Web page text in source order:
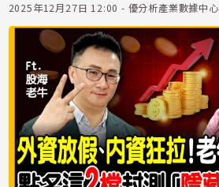
2025年12月27日 12:00 - 優分析產業數據中心